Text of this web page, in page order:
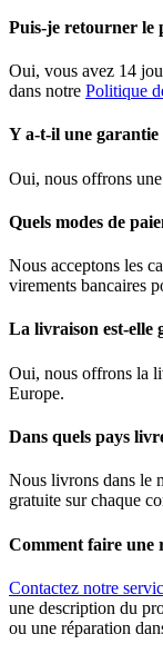
Puis-je retourner le
Oui, vous avez 14
dans notre Politique
Y a-t-il une garantie
Oui, nous offrons
Quels modes de
Nous acceptons les
virements bancaires
La livraison est-elle
Oui, nous offrons la
Europe.
Dans quels pays
Nous livrons dans le
gratuite sur chaque
Comment faire une
Contactez notre
une description du
ou une réparation